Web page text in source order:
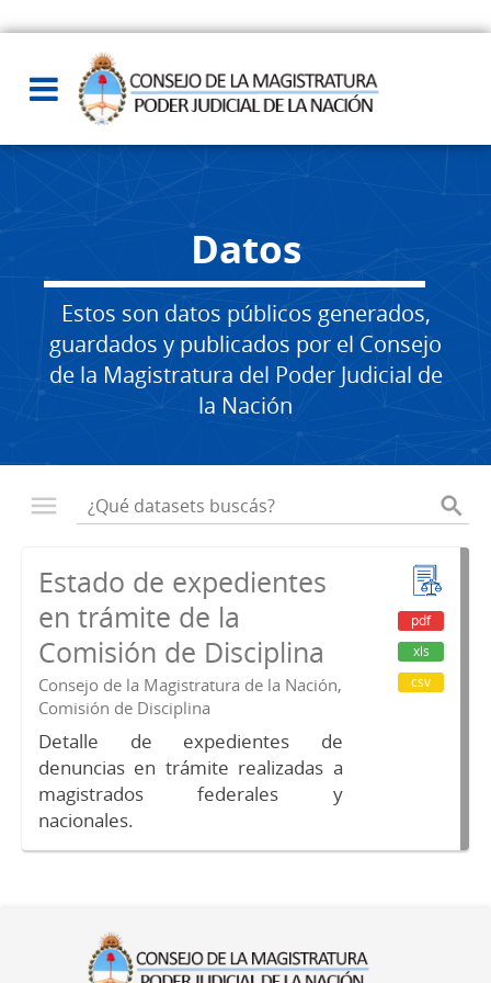
Datos
Estos son datos públicos generados,
guardados y publicados por el Consejo
de la Magistratura del Poder Judicial de
la Nación
Estado de expedientes
en trámite de la
Comisión de Disciplina
Consejo de la Magistratura de la Nación,
Comisión de Disciplina
Detalle de expedientes de
denuncias en trámite realizadas a
magistrados federales y
nacionales.
pdf
xls
csv